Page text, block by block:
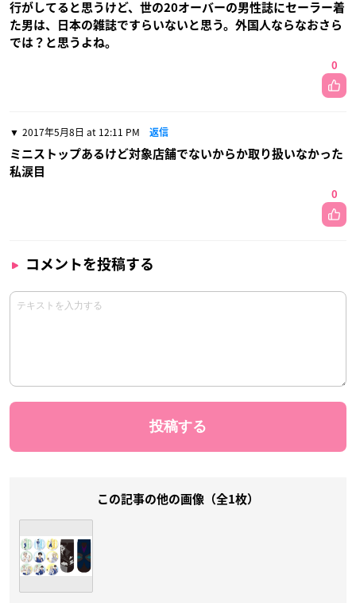
行がしてると思うけど、世の20オーバーの男性誌にセーラー着
た男は、日本の雑誌ですらいないと思う。外国人ならなおさら
では？と思うよね。
0
2017年5月8日 at 12:11 PM 返信
ミニストップあるけど対象店舗でないからか取り扱いなかった
私涙目
0
コメントを投稿する
この記事の他の画像（全1枚）